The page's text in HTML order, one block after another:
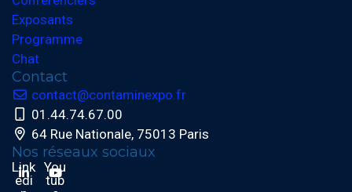
Exposants
Programme
Chat
Contact
contact@contaminexpo.fr
01.44.74.67.00
64 Rue Nationale, 75013 Paris
Nos réseaux sociaux
Link
edi
You
tub